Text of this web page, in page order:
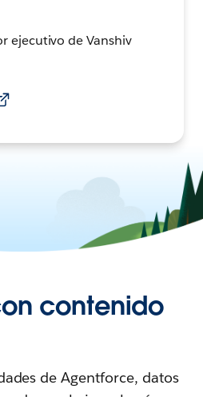
ejecutivo de Vanshiv
contenido
de Agentforce, datos